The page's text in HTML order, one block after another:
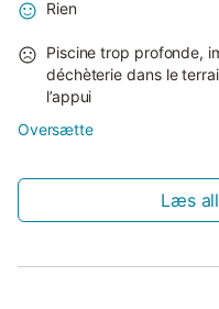
Rien
Piscine trop profonde,
déchèterie dans le
l’appui
Oversætte
Læs